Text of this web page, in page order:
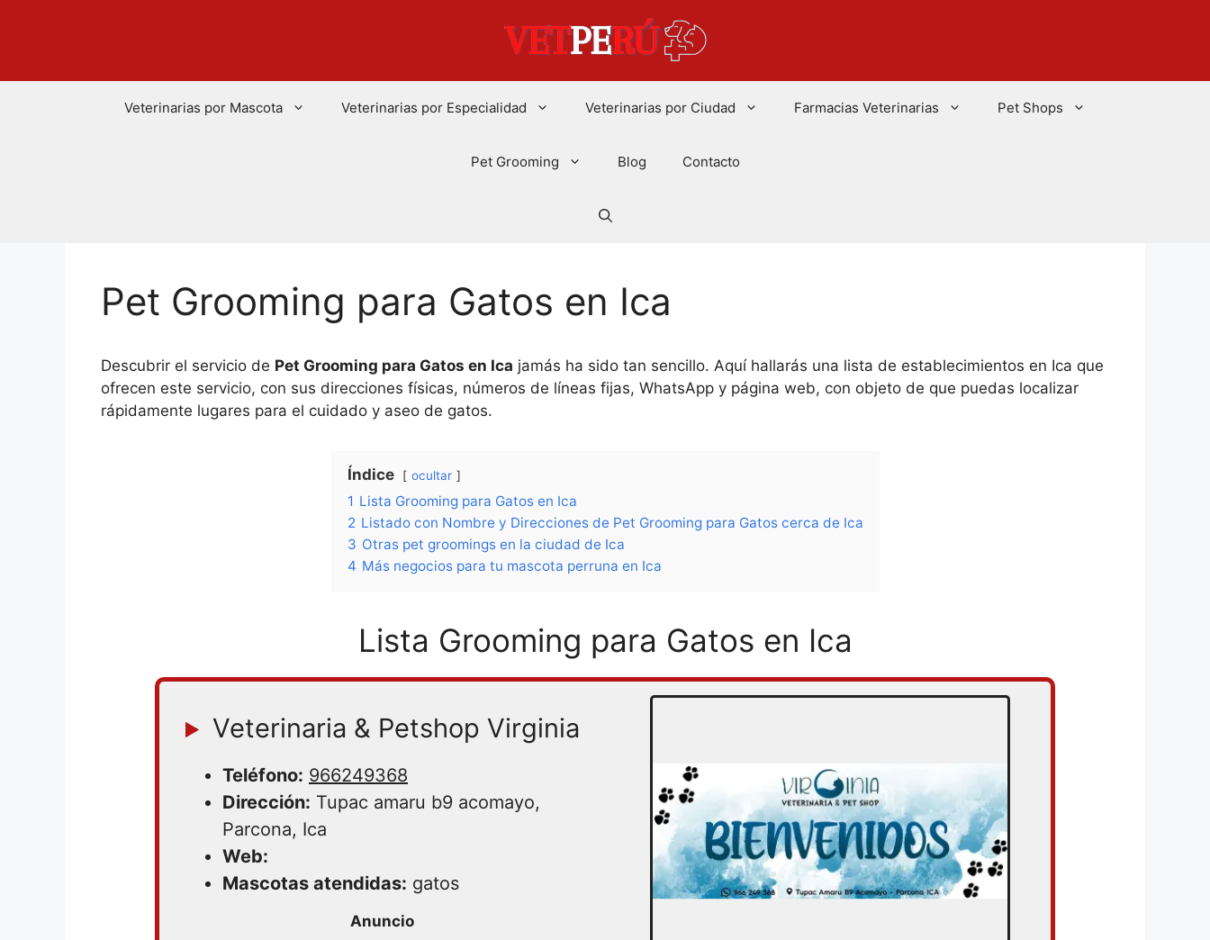
Veterinarias por Mascota Veterinarias por Especialidad Veterinarias por Ciudad Farmacias Veterinarias Pet Shops
Pet Grooming Blog Contacto
Pet Grooming para Gatos en Ica
Descubrir el servicio de Pet Grooming para Gatos en Ica jamás ha sido tan sencillo. Aquí hallarás una lista de establecimientos en Ica que
ofrecen este servicio, con sus direcciones físicas, números de líneas fijas, WhatsApp y página web, con objeto de que puedas localizar
rápidamente lugares para el cuidado y aseo de gatos.
Índice ocultar
1 Lista Grooming para Gatos en Ica
2 Listado con Nombre y Direcciones de Pet Grooming para Gatos cerca de Ica
3 Otras pet groomings en la ciudad de Ica
4 Más negocios para tu mascota perruna en Ica
Lista Grooming para Gatos en Ica
Veterinaria & Petshop Virginia
Teléfono: 966249368
Dirección: Tupac amaru b9 acomayo,
Parcona, Ica
Web:
Mascotas atendidas: gatos